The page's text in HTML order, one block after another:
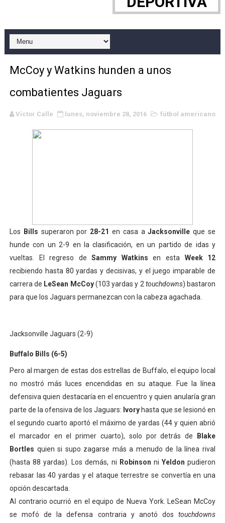
WWE NXT - Myles Borne y Tavion Heights ponen fin
Canadian Football League 2026 - Week 10
EFA y AFLE 2026 - Regular season
Athletes Unlimited Softball League 2026 - Las Utah
Mundial de piragüismo slalom 2026 (Oklahoma City,
Tour de Francia masculino 2026 - Tadej Pogacar
Campeonato de Europa de high diving 2026 (París,
McCoy y Watkins hunden a unos
combatientes Jaguars
Víctor Calle lunes, noviembre 28, 2016 fútbol americano
Los Bills superaron por 28-21 en casa aJacksonville que se
hunde con un 2-9 en la clasificación, en un partido de idas y
vueltas. El regreso deSammy Watkins en esta Week 12
recibiendo hasta 80 yardas y decisivas, y el juego imparable de
carrera de LeSean McCoy(103 yardas y 2 touchdowns) bastaron
para que los Jaguars permanezcan con la cabeza agachada.
Jacksonville Jaguars (2-9)
Buffalo Bills (6-5)
Pero al margen de estas dos estrellas de Buffalo, el equipo local
no mostró más luces encendidas en su ataque. Fue la línea
defensiva quien destacaría en el encuentro y quien anularía gran
parte de la ofensiva de los Jaguars: Ivory hasta que se lesionó en
el segundo cuarto aportó el máximo de yardas (44 y quien abrió
el marcador en el primer cuarto), solo por detrás de
Blake
Bortles quien si supo zagarse más a menudo de la línea rival
(hasta 88 yardas). Los demás, ni Robinson ni Yeldon pudieron
rebasar las 40 yardas y el ataque terrestre se convertía en una
opción descartada.
Al contrario ocurrió en el equipo de Nueva York. LeSean McCoy
se mofó de la defensa contraria y anotó dostouchdowns